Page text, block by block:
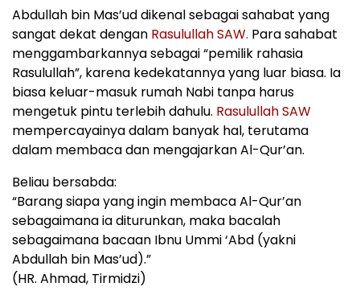
Abdullah bin Mas’ud dikenal sebagai sahabat yang
sangat dekat dengan Rasulullah SAW. Para sahabat
menggambarkannya sebagai “pemilik rahasia
Rasulullah”, karena kedekatannya yang luar biasa. Ia
biasa keluar-masuk rumah Nabi tanpa harus
mengetuk pintu terlebih dahulu. Rasulullah SAW
mempercayainya dalam banyak hal, terutama
dalam membaca dan mengajarkan Al-Qur’an.
Beliau bersabda:
“Barang siapa yang ingin membaca Al-Qur’an
sebagaimana ia diturunkan, maka bacalah
sebagaimana bacaan Ibnu Ummi ‘Abd (yakni
Abdullah bin Mas’ud).”
(HR. Ahmad, Tirmidzi)